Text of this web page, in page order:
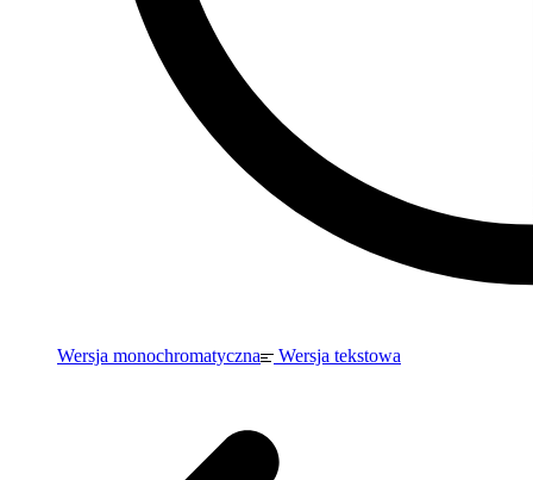
Wersja monochromatyczna Wersja tekstowa